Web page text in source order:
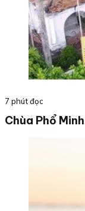
7 phút đọc
Chùa Phổ